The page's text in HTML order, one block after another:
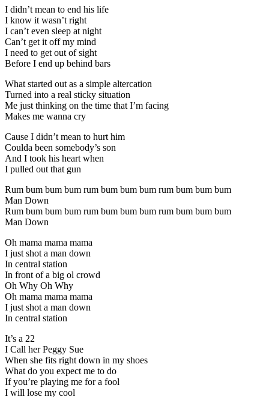
I didn’t mean to end his life
I know it wasn’t right
I can’t even sleep at night
Can’t get it off my mind
I need to get out of sight
Before I end up behind bars
What started out as a simple altercation
Turned into a real sticky situation
Me just thinking on the time that I’m facing
Makes me wanna cry
Cause I didn’t mean to hurt him
Coulda been somebody’s son
And I took his heart when
I pulled out that gun
Rum bum bum bum rum bum bum bum rum bum bum bum
Man Down
Rum bum bum bum rum bum bum bum rum bum bum bum
Man Down
Oh mama mama mama
I just shot a man down
In central station
In front of a big ol crowd
Oh Why Oh Why
Oh mama mama mama
I just shot a man down
In central station
It’s a 22
I Call her Peggy Sue
When she fits right down in my shoes
What do you expect me to do
If you’re playing me for a fool
I will lose my cool